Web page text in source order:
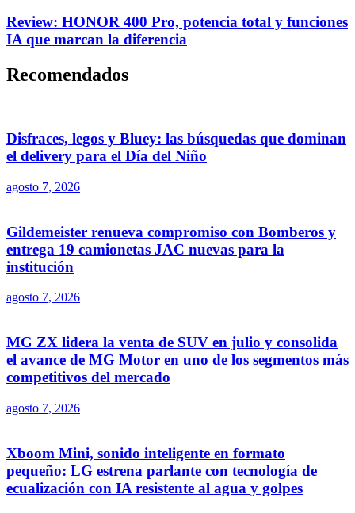
Review: HONOR 400 Pro, potencia total y funciones
IA que marcan la diferencia
Recomendados
Disfraces, legos y Bluey: las búsquedas que dominan
el delivery para el Día del Niño
agosto 7, 2026
Gildemeister renueva compromiso con Bomberos y
entrega 19 camionetas JAC nuevas para la
institución
agosto 7, 2026
MG ZX lidera la venta de SUV en julio y consolida
el avance de MG Motor en uno de los segmentos más
competitivos del mercado
agosto 7, 2026
Xboom Mini, sonido inteligente en formato
pequeño: LG estrena parlante con tecnología de
ecualización con IA resistente al agua y golpes